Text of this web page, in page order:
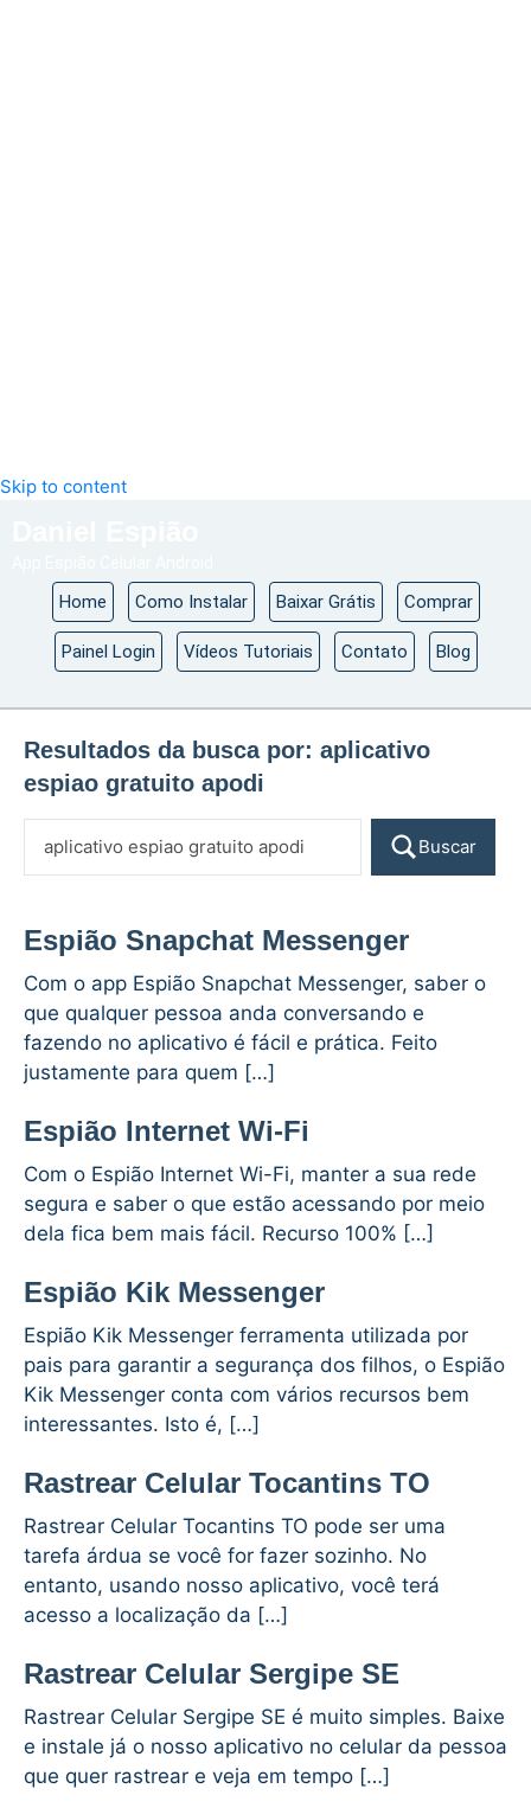
Skip to content
Home Como Instalar Baixar Grátis Comprar
Painel Login Vídeos Tutoriais Contato Blog
Resultados da busca por: aplicativo
espiao gratuito apodi
Buscar
Espião Snapchat Messenger
Com o app Espião Snapchat Messenger, saber o
que qualquer pessoa anda conversando e
fazendo no aplicativo é fácil e prática. Feito
justamente para quem […]
Espião Internet Wi-Fi
Com o Espião Internet Wi-Fi, manter a sua rede
segura e saber o que estão acessando por meio
dela fica bem mais fácil. Recurso 100% […]
Espião Kik Messenger
Espião Kik Messenger ferramenta utilizada por
pais para garantir a segurança dos filhos, o Espião
Kik Messenger conta com vários recursos bem
interessantes. Isto é, […]
Rastrear Celular Tocantins TO
Rastrear Celular Tocantins TO pode ser uma
tarefa árdua se você for fazer sozinho. No
entanto, usando nosso aplicativo, você terá
acesso a localização da […]
Rastrear Celular Sergipe SE
Rastrear Celular Sergipe SE é muito simples. Baixe
e instale já o nosso aplicativo no celular da pessoa
que quer rastrear e veja em tempo […]